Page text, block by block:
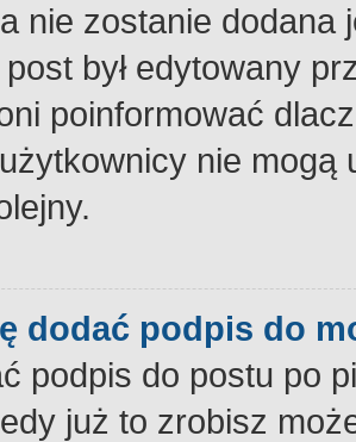
nie zostanie dodana
był edytowany
poinformować
nie
dodać podpis do
podpis do postu po
już to zrobisz